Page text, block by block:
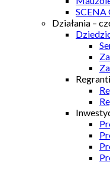
SCENA
Działania –